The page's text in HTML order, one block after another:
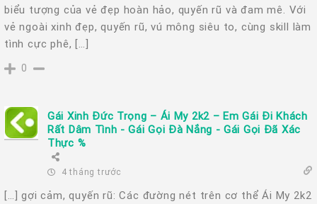
biểu tượng của vẻ đẹp hoàn hảo, quyến rũ và đam mê. Với
vẻ ngoài xinh đẹp, quyến rũ, vú mông siêu to, cùng skill làm
tình cực phê, […]
0
Gái Xinh Đức Trọng – Ái My 2k2 – Em Gái Đi Khách
Rất Dâm Tình - Gái Gọi Đà Nắng - Gái Gọi Đã Xác
Thực %
4 tháng trước
[…] gợi cảm, quyến rũ: Các đường nét trên cơ thể Ái My 2k2